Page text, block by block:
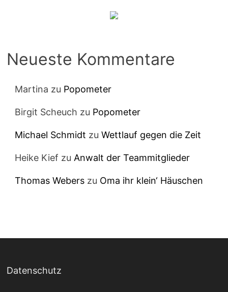
Neueste Kommentare
Martina zu Popometer
Birgit Scheuch zu Popometer
Michael Schmidt zuWettlauf gegen die Zeit
Heike Kief zuAnwalt der Teammitglieder
Thomas Webers zu Oma ihr klein‘ Häuschen
Datenschutz